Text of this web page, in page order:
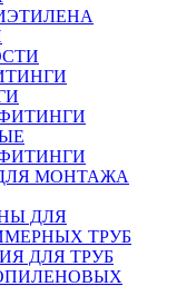
МОНТАЖА
ДЛЯ
ТРУБ
ДЛЯ ТРУБ